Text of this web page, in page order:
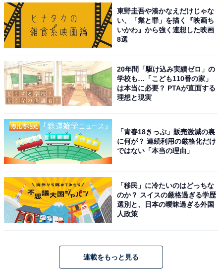
ントが続いたことも、子どもの注目を集めたきっかけな
のかもしれません。
スケートボードやBMXフリースタイルなど、五輪の種目
に新競技が追加されたことなども影響して、サッカーや
野球だけではなく、“スポーツ選手”という職業の幅その
ものが広がっていることにも注目したいですね。
＞20位までの全ランキング結果を見る
・
小学6年生の女の子が将来就きたい職業ランキング！
「看護師」「教員」を超えた1位の職業とは？
YouTuberではなく…
東野圭吾や湊かなえだけじゃな
い、「業と罪」を描く『映画ち
いかわ』から強く連想した映画
8選
20年間「駆け込み実績ゼロ」の
学校も…「こども110番の家」
は本当に必要？ PTAが直面する
理想と現実
「青春18きっぷ」販売激減の裏
に何が？ 連続利用の厳格化だけ
ではない「本当の理由」
「移民」に冷たいのはどっちな
のか？ スイスの厳格過ぎる学歴
選別と、日本の曖昧過ぎる外国
人政策
連載をもっと見る